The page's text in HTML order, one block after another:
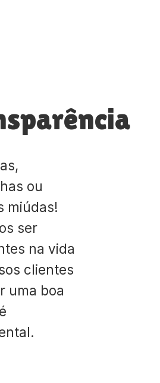
ou
miúdas!
ser
na vida
clientes
uma boa